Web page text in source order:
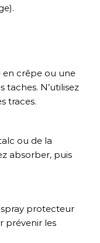
en crêpe ou une
N’utilisez
traces.
ou de la
absorber, puis
protecteur
prévenir les